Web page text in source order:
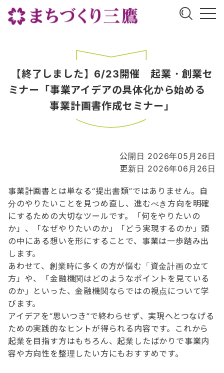
【終了しました】6/23開催 起業・創業セ
ミナー「事業アイデアの具体化から始める
事業計画書作成セミナー」
公開日 2026年05月26日
更新日 2026年06月26日
事業計画書とは単なる“提出書類”ではありません。自
分のやりたいことを見つめ直し、進むべき方向を明確
にするための大切なツールです。「何をやりたいの
か」、「なぜやりたいのか」「どう実現するのか」頭
の中にある想いを形にすることで、事業は一歩踏み出
します。
あわせて、創業時に多くの方が悩む「資金計画の立て
方」や、「金融機関はどのようなポイントを見ている
のか」といった、金融機関ならではの視点について学
びます。
アイデアを“思いつき”で終わらせず、実現へとつなげる
ための実践的なヒントが得られる内容です。これから
起業を目指す方はもちろん、起業したばかりで事業内
容や方向性を整理したい方にもおすすめです。